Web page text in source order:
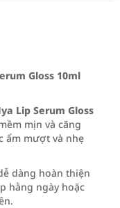
Gloss 10ml
Lip Serum Gloss
mịn và căng
ẩm mượt và nhẹ
dàng hoàn thiện
hằng ngày hoặc